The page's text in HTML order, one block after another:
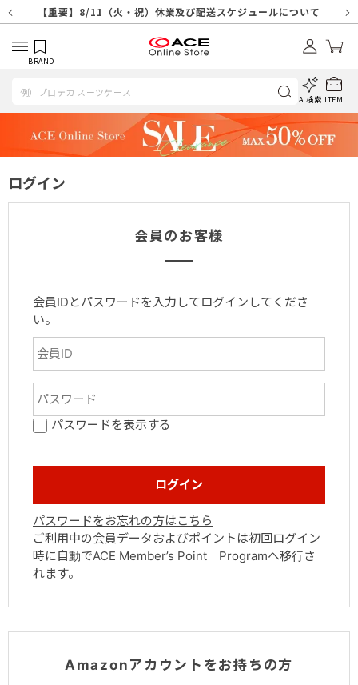
【重要】8/11（火・祝）休業及び配送スケジュールについて
【重要】令和８年熊本地震に伴う配送への影響について
【重要】納品書・領収書ペーパーレス化（電子化）のお知らせ
【重要】天候不良や交通状況・物量増等に伴う配送への影響について
【重要】悪質な詐欺サイトにご注意ください
【重要】各種メールが届かない場合に関しまして
【重要】お問い合わせのご対応に関しまして
【重要】SNSのなりすまし詐欺にご注意ください
BRAND
AI検索 ITEM
ログイン
会員のお客様
会員IDとパスワードを入力してログインしてくださ
い。
パスワードを表示する
パスワードをお忘れの方はこちら
ご利用中の会員データおよびポイントは初回ログイン
時に自動でACE Member’s Point Programへ移行さ
れます。
Amazonアカウントをお持ちの方